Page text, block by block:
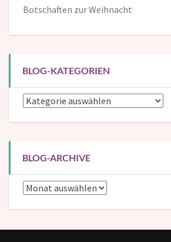
Botschaften zur Weihnacht
BLOG-KATEGORIEN
Blog-
BLOG-ARCHIVE
Blog-